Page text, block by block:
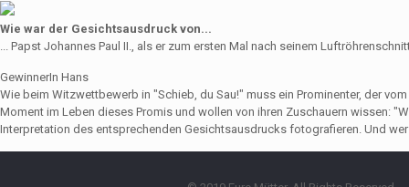
Wie war der Gesichtsausdruck von...
... Papst Johannes Paul II., als er zum ersten Mal nach seinem
GewinnerIn Hans
Wie beim Witzwettbewerb in "Schieb, du Sau!" muss ein Prominenter, der
Moment im Leben dieses Promis und wollen von ihren Zuschauern wissen:
Interpretation des entsprechenden Gesichtsausdrucks fotografieren. Und